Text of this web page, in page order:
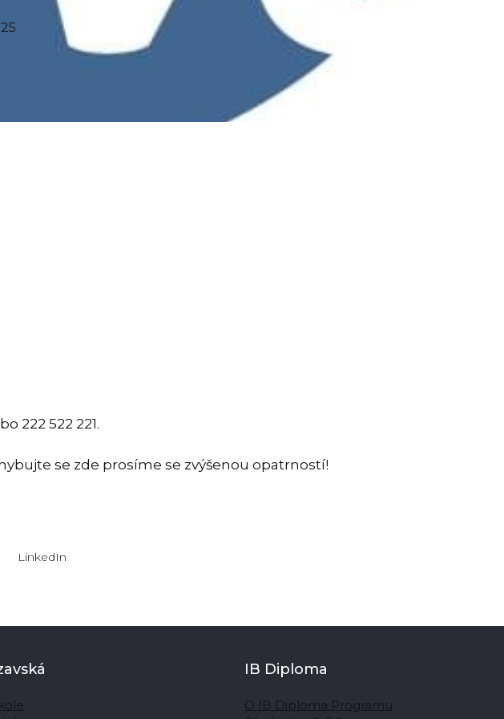
222 522 221.
se zde prosíme se zvýšenou opatrností!
LinkedIn
IB Diploma
O IB Diploma Programu